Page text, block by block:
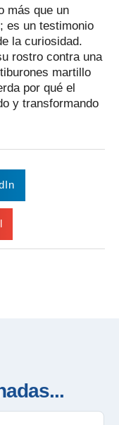
más que un
es un testimonio
la curiosidad.
rostro contra una
martillo
por qué el
y transformando